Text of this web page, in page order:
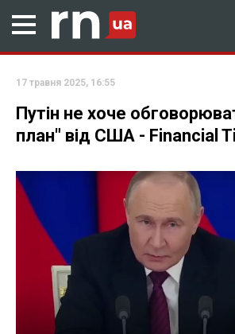
17 травня 2025, 16:55
Путін не хоче
план" від США - Financial